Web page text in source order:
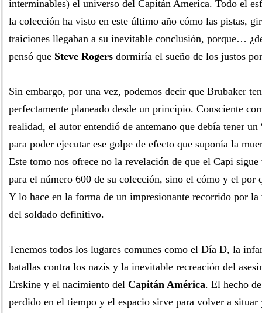
interminables) el universo del Capitán America. Todo el
la colección ha visto en este último año cómo las pistas,
traiciones llegaban a su inevitable conclusión, porque…
pensó que Steve Rogers dormiría el sueño de los justos
Sin embargo, por una vez, podemos decir que Brubaker
perfectamente planeado desde un principio. Consciente
realidad, el autor entendió de antemano que debía tener un
para poder ejecutar ese golpe de efecto que suponía la
Este tomo nos ofrece no la revelación de que el Capi
para el número 600 de su colección, sino el cómo y el por
Y lo hace en la forma de un impresionante recorrido por la
del soldado definitivo.
Tenemos todos los lugares comunes como el Día D, la
batallas contra los nazis y la inevitable recreación del
Erskine y el nacimiento del Capitán América. El hecho
perdido en el tiempo y el espacio sirve para volver a situar